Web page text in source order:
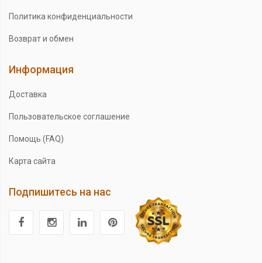
Политика конфиденциальности
Возврат и обмен
Информация
Доставка
Пользовательское соглашение
Помощь (FAQ)
Карта сайта
Подпишитесь на нас